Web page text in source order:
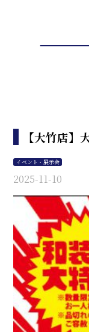
【大竹店】
イベント・展示会
2025-11-10